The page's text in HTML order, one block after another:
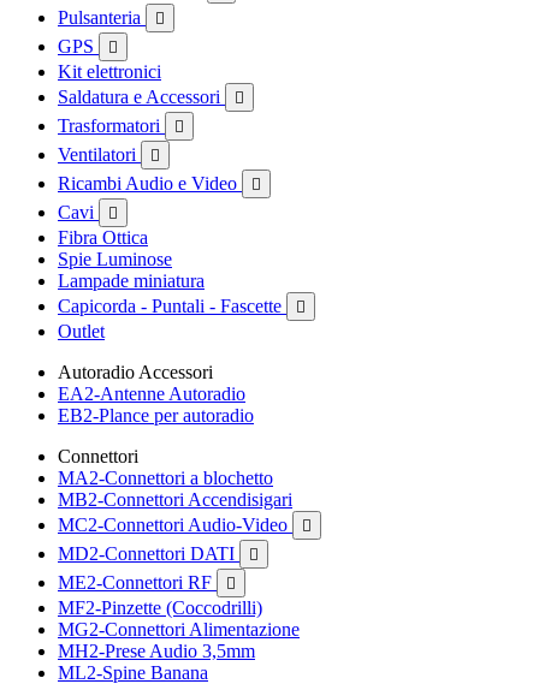
Pulsanteria 
GPS 
Kit elettronici
Saldatura e Accessori

Trasformatori 
Ventilatori 
Ricambi Audio e Video 
Cavi 
Fibra Ottica
Spie Luminose
Lampade miniatura
Capicorda - Puntali - Fascette

Outlet
Autoradio Accessori
EA2-Antenne Autoradio
EB2-Plance per autoradio
Connettori
MA2-Connettori a blochetto
MB2-Connettori Accendisigari
MC2-Connettori Audio-Video

MD2-Connettori DATI 
ME2-Connettori RF 
MF2-Pinzette (Coccodrilli)
MG2-Connettori Alimentazione
MH2-Prese Audio 3,5mm
ML2-Spine Banana